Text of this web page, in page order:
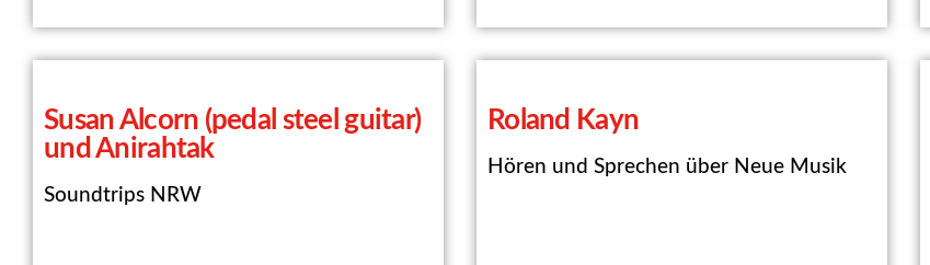
Susan Alcorn (pedal steel guitar)
und Anirahtak
Soundtrips NRW
Roland Kayn
Hören und Sprechen über Neue Musik